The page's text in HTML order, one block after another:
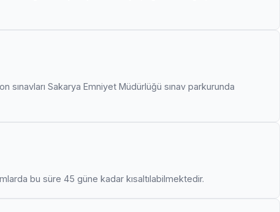
sınavları Sakarya Emniyet Müdürlüğü sınav parkurunda
bu süre 45 güne kadar kısaltılabilmektedir.